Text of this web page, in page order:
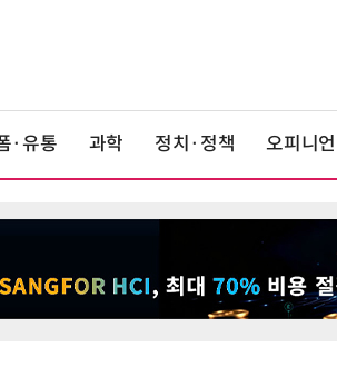
·유통 과학 정치·정책 오피니언